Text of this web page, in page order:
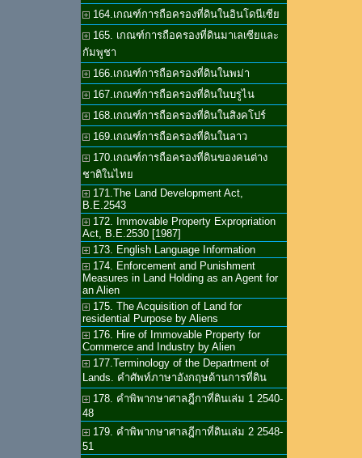
164.เกณฑ์การถือครองที่ดินในอินโดนีเซีย
165. เกณฑ์การถือครองที่ดินมาเลเซียและ
กัมพูชา
166.เกณฑ์การถือครองที่ดินในพม่า
167.เกณฑ์การถือครองที่ดินในบรูไน
168.เกณฑ์การถือครองที่ดินในสิงคโปร์
169.เกณฑ์การถือครองที่ดินในลาว
170.เกณฑ์การถือครองที่ดินของคนต่าง
ชาติในไทย
171.The Land Development Act,
B.E.2543
172. Immovable Property Expropriation
Act, B.E.2530 [1987]
173. English Language Information
174. Enforcement and Punishment
Measures in Land Holding as an Agent for
an Alien
175. The Acquisition of Land for
residential Purpose by Aliens
176. Hire of Immovable Property for
Commerce and Industry by Alien
177.Terminology of the Department of
Lands. คำศัพท์ภาษาอังกฤษด้านการที่ดิน
178. คำพิพากษาศาลฎีกาที่ดินเล่ม 1 2540-
48
179. คำพิพากษาศาลฎีกาที่ดินเล่ม 2 2548-
51